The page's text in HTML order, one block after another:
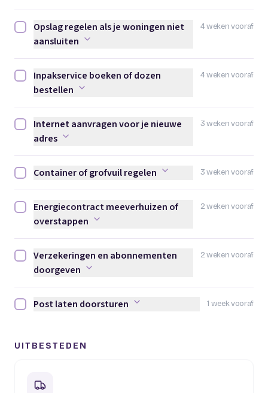
4 weken vooraf
Opslag regelen als je woningen niet aansluiten afvinken
Opslag regelen als je woningen niet
aansluiten
4 weken vooraf
Inpakservice boeken of dozen bestellen afvinken
Inpakservice boeken of dozen
bestellen
3 weken vooraf
Internet aanvragen voor je nieuwe adres afvinken
Internet aanvragen voor je nieuwe
adres
3 weken vooraf
Container of grofvuil regelen afvinken
Container of grofvuil regelen
2 weken vooraf
Energiecontract meeverhuizen of overstappen afvinken
Energiecontract meeverhuizen of
overstappen
2 weken vooraf
Verzekeringen en abonnementen doorgeven afvinken
Verzekeringen en abonnementen
doorgeven
1 week vooraf
Post laten doorsturen afvinken
Post laten doorsturen
UITBESTEDEN